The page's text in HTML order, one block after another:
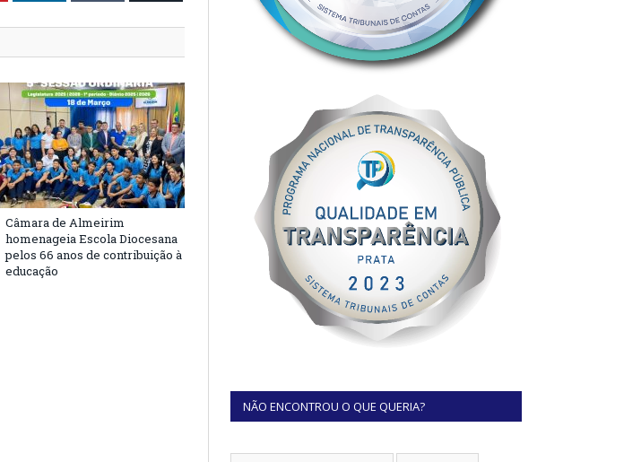
Câmara de Almeirim
homenageia Escola Diocesana
pelos 66 anos de contribuição à
educação
NÃO ENCONTROU O QUE QUERIA?